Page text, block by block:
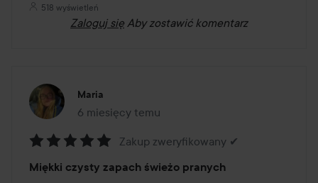
518 wyświetleń
Zaloguj się Aby zostawić komentarz
Maria
6 miesięcy temu
Post został utworzony 6 miesięcy temu
5
Zakup zweryfikowany ✔
Miękki czysty zapach świeżo pranych